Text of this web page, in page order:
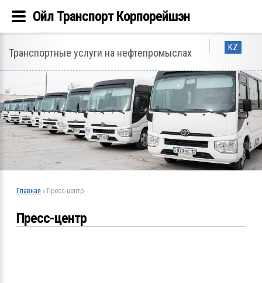
KZ
Транспортные услуги на нефтепромыслах
Главная Пресс-центр
Пресс-центр
Ойл Транспорт Корпорейшэн